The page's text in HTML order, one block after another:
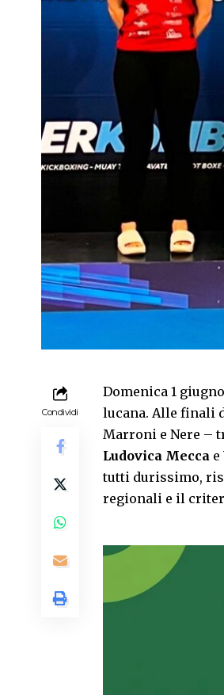
Condividi
Domenica 1
lucana. Alle finali
Marroni e Nere –
Ludovica Mecca e
tutti durissimo,
regionali e il